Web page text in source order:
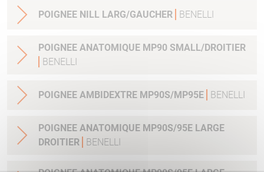
POIGNEE NILL LARG/GAUCHER BENELLI
POIGNEE ANATOMIQUE MP90 SMALL/DROITIER
BENELLI
POIGNEE AMBIDEXTRE MP90S/MP95E BENELLI
POIGNEE ANATOMIQUE MP90S/95E LARGE
DROITIER
BENELLI